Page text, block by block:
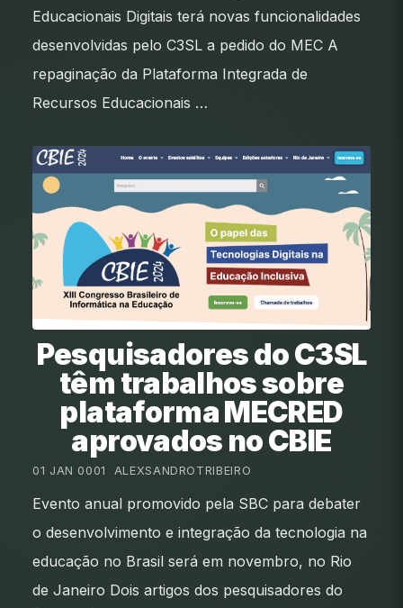
Educacionais Digitais terá novas funcionalidades
desenvolvidas pelo C3SL a pedido do MEC A
repaginação da Plataforma Integrada de
Recursos Educacionais …
Pesquisadores do C3SL
têm trabalhos sobre
plataforma MECRED
aprovados no CBIE
01 JAN 0001 ALEXSANDROTRIBEIRO
Evento anual promovido pela SBC para debater
o desenvolvimento e integração da tecnologia na
educação no Brasil será em novembro, no Rio
de Janeiro Dois artigos dos pesquisadores do